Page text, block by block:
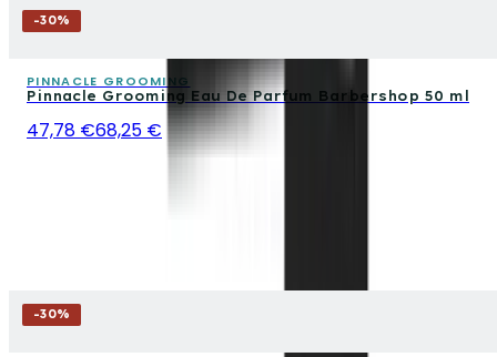
-30%
PINNACLE GROOMING
Pinnacle Grooming Eau De Parfum Barbershop 50 ml
47,78 €68,25 €
-30%